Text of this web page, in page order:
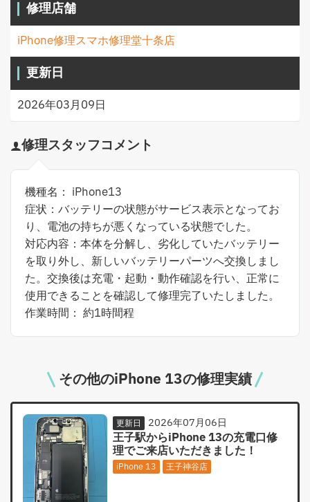
修理店舗
iPhone修理スマホ修理堂十条店
更新日
2026年03月09日
修理スタッフコメント
機種名： iPhone13
症状：バッテリーの状態がサービス表示となってお
り、電池の持ちが悪くなっている状態でした。
対応内容：本体を分解し、劣化していたバッテリー
を取り外し、新しいバッテリーパーツへ交換しまし
た。交換後は充電・起動・動作確認を行い、正常に
使用できることを確認して修理完了いたしました。
作業時間： 約1時間程
その他のiPhone 13の修理実績
更新日 2026年07月06日
王子駅からiPhone 13の充電口修
理でご来店いただきました！
iPhone 13 王子神谷店